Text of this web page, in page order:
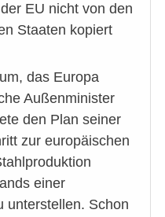
EU nicht von den
Staaten kopiert
das Europa
Außenminister
den Plan seiner
zur europäischen
einer
unterstellen. Schon